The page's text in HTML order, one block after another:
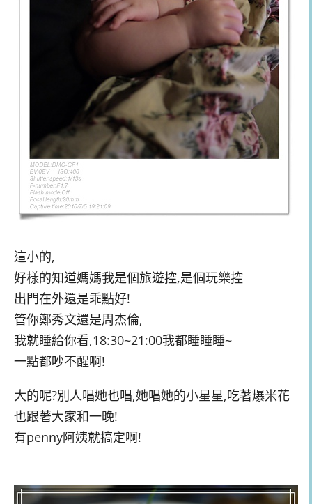
這小的,
好樣的知道媽媽我是個旅遊控,是個玩樂控
出門在外還是乖點好!
管你鄭秀文還是周杰倫,
我就睡給你看,18:30~21:00我都睡睡睡~
一點都吵不醒啊!
大的呢?別人唱她也唱,她唱她的小星星,吃著爆米花
也跟著大家和一晚!
有penny阿姨就搞定啊!